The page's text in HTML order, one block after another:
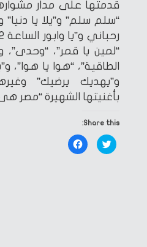
قدمتها على مدار
“سلم سلم” و”يلا يا دنيا”
“لمين يا قمر”، “وحدى”،
الطاقية”، “هوا يا هوا”،
و”يهديك يرضيك”
بأغنيتها الشهيرة “مصر
Share this:
Click
to
share
Click
to